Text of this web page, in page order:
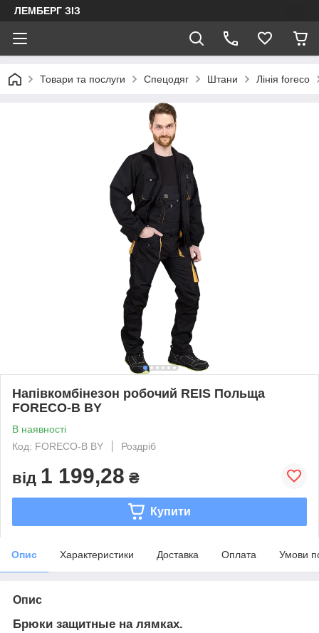
ЛЕМБЕРГ ЗІЗ
Товари та послуги Спецодяг Штани Лінія foreco
Напівкомбінезон робочий REIS Польща
FORECO-B BY
В наявності
Код: FORECO-B BY
Роздріб
від 1 199,28 ₴
Купити
Опис Характеристики Доставка Оплата Умови
Опис
Брюки защитные на лямках.